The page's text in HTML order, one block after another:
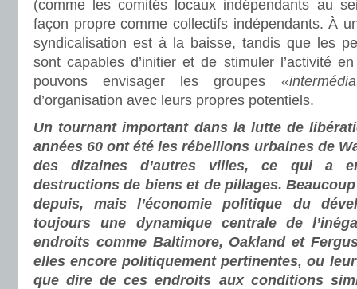
(comme les comités locaux indépendants au
façon propre comme collectifs indépendants. À
syndicalisation est à la baisse, tandis que les
sont capables d’initier et de stimuler l’activité
pouvons envisager les groupes
d’organisation avec leurs propres potentiels.
Un tournant important dans la lutte de
années 60 ont été les rébellions urbaines de
des dizaines d’autres villes, ce qui a
destructions de biens et de pillages.
depuis, mais l’économie politique du
toujours une dynamique centrale de
endroits comme Baltimore, Oakland et
elles encore politiquement pertinentes, ou
que dire de ces endroits aux conditions